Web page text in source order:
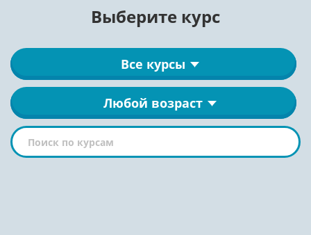
Выберите курс
Все курсы
Любой возраст